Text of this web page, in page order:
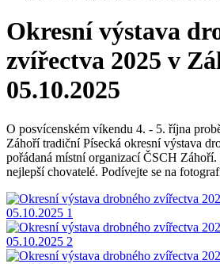
Okresní výstava
zvířectva 2025 v
05.10.2025
O posvícenském víkendu 4. - 5. října
Záhoří tradiční Písecká okresní výstava
pořádaná místní organizací ČSCH
nejlepší chovatelé. Podívejte se na